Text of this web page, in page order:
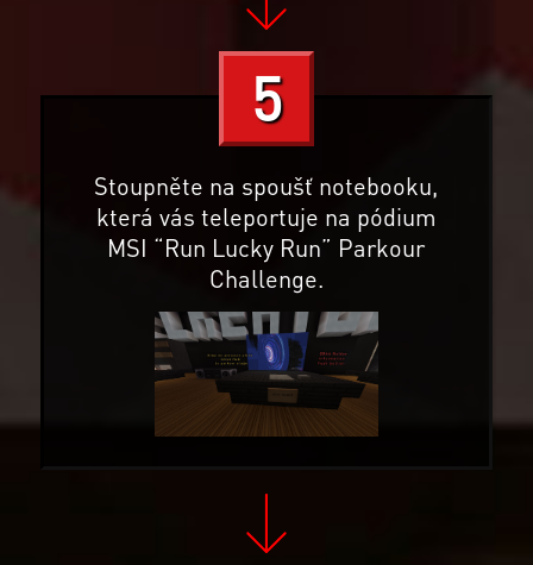
5
Stoupněte na spoušť notebooku,
která vás teleportuje na pódium
MSI “Run Lucky Run” Parkour
Challenge.